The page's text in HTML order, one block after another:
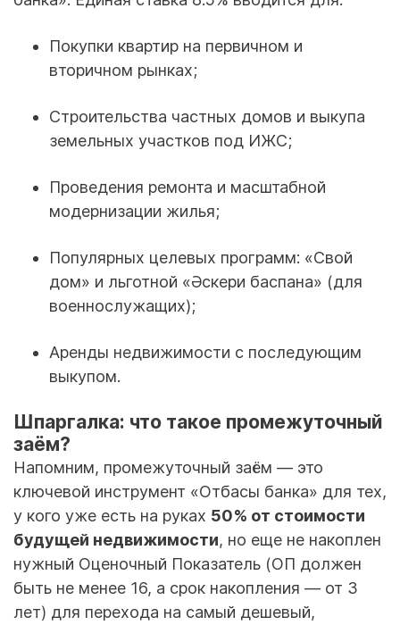
Покупки квартир на первичном и
вторичном рынках;
Строительства частных домов и выкупа
земельных участков под ИЖС;
Проведения ремонта и масштабной
модернизации жилья;
Популярных целевых программ: «Свой
дом» и льготной «Әскери баспана» (для
военнослужащих);
Аренды недвижимости с последующим
выкупом.
Шпаргалка: что такое промежуточный
заём?
Напомним, промежуточный заём — это
ключевой инструмент «Отбасы банка» для тех,
у кого уже есть на руках 50% от стоимости
будущей недвижимости, но еще не накоплен
нужный Оценочный Показатель (ОП должен
быть не менее 16, а срок накопления — от 3
лет) для перехода на самый дешевый,